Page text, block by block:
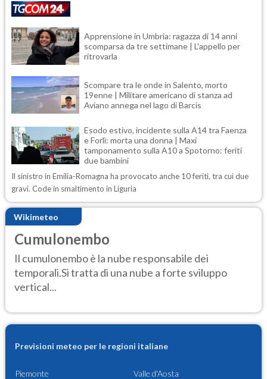
Apprensione in Umbria: ragazza di 14 anni
scomparsa da tre settimane | L'appello per
ritrovarla
Scompare tra le onde in Salento, morto
19enne | Militare americano di stanza ad
Aviano annega nel lago di Barcis
Esodo estivo, incidente sulla A14 tra Faenza
e Forlì: morta una donna | Maxi
tamponamento sulla A10 a Spotorno: feriti
due bambini
Il sinistro in Emilia-Romagna ha provocato anche 10 feriti, tra cui due
gravi. Code in smaltimento in Liguria
Wikimeteo
Cumulonembo
Il cumulonembo è la nube responsabile dei
temporali.Si tratta di una nube a forte sviluppo
vertical...
Previsioni meteo per le regioni italiane
Piemonte Valle d'Aosta